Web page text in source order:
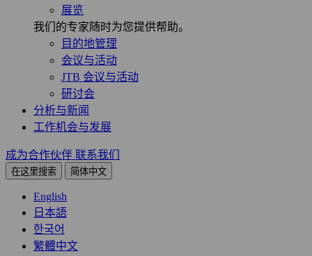
展览
我们的专家随时为您提供帮助。
目的地管理
会议与活动
JTB 会议与活动
研讨会
分析与新闻
工作机会与发展
成为合作伙伴 联系我们
在这里搜索 简体中文
English
日本語
한국어
繁體中文